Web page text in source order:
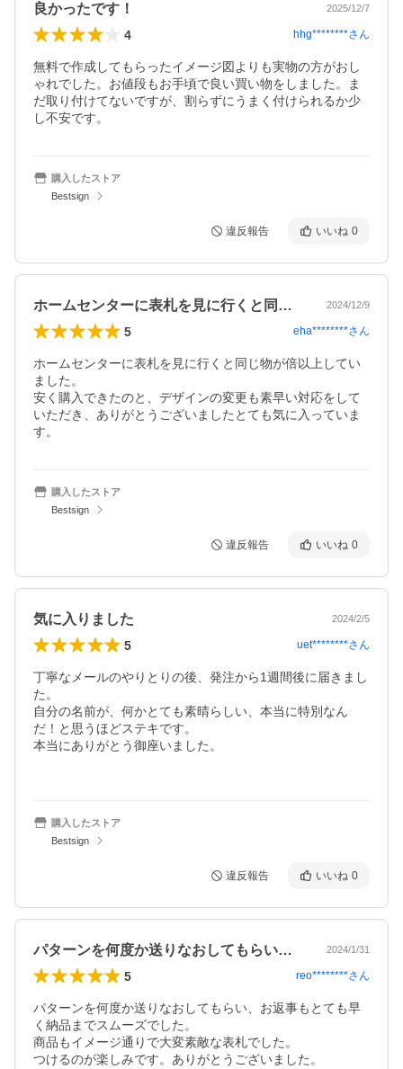
良かったです！ 2025/12/7
4 hhg********さん
無料で作成してもらったイメージ図よりも実物の方がおし
ゃれでした。お値段もお手頃で良い買い物をしました。ま
だ取り付けてないですが、割らずにうまく付けられるか少
し不安です。
購入したストア
Bestsign
違反報告 いいね 0
ホームセンターに表札を見に行くと同じ物… 2024/12/9
5 eha********さん
ホームセンターに表札を見に行くと同じ物が倍以上してい
ました。
安く購入できたのと、デザインの変更も素早い対応をして
いただき、ありがとうございましたとても気に入っていま
購入したストア
Bestsign
違反報告 いいね 0
気に入りました 2024/2/5
5 uet********さん
丁寧なメールのやりとりの後、発注から1週間後に届きまし
た。
自分の名前が、何かとても素晴らしい、本当に特別なん
だ！と思うほどステキです。
本当にありがとう御座いました。
購入したストア
Bestsign
違反報告 いいね 0
パターンを何度か送りなおしてもらい、お… 2024/1/31
5 reo********さん
パターンを何度か送りなおしてもらい、お返事もとても早
く納品までスムーズでした。
商品もイメージ通りで大変素敵な表札でした。
つけるのが楽しみです。ありがとうございました。